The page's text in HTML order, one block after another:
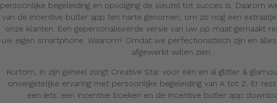
persoonlijke begeleiding en opvolging de sleutel tot succes is. Daarom
van de incentive butler app ten harte genomen, om zo nog een
onze klanten. Een gepersonaliseerde versie van uw op maat gemaakt
uw eigen smartphone. Waarom? Omdat we perfectionistisch zijn en
afgewerkt willen zien.
Kortom, in zijn geheel zorgt Creative Star voor één en al glitter &
onvergetelijke ervaring met persoonlijke begeleiding van A tot Z. Er
één iets: een incentive boeken en de incentive butler app